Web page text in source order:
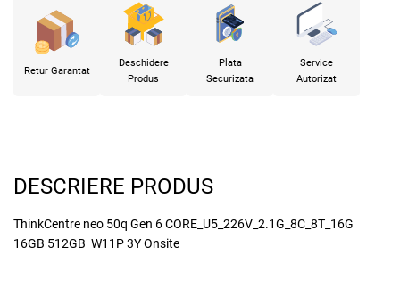
Retur Garantat
Deschidere
Produs
Plata
Securizata
Service
Autorizat
DESCRIERE PRODUS
ThinkCentre neo 50q Gen 6 CORE_U5_226V_2.1G_8C_8T_16G
16GB 512GB W11P 3Y Onsite